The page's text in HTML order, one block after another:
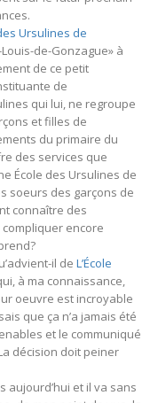
Ursulines de
de-Gonzague» à
de ce petit
de
qui lui, ne regroupe
et filles de
du primaire du
des services que
École des Ursulines de
soeurs des garçons de
connaître des
encore
il de L’École
à ma connaissance,
oeuvre est incroyable
que ça n’a jamais été
et le communiqué
décision doit peiner
aujourd’hui et il va sans